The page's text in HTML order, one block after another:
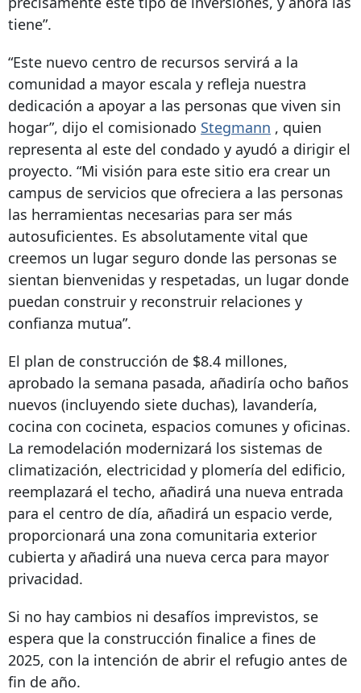
tiene”.
“Este nuevo centro de recursos servirá a la
comunidad a mayor escala y refleja nuestra
dedicación a apoyar a las personas que viven sin
hogar”, dijo el comisionado Stegmann , quien
representa al este del condado y ayudó a dirigir el
proyecto. “Mi visión para este sitio era crear un
campus de servicios que ofreciera a las personas
las herramientas necesarias para ser más
autosuficientes. Es absolutamente vital que
creemos un lugar seguro donde las personas se
sientan bienvenidas y respetadas, un lugar donde
puedan construir y reconstruir relaciones y
confianza mutua”.
El plan de construcción de $8.4 millones,
aprobado la semana pasada, añadiría ocho baños
nuevos (incluyendo siete duchas), lavandería,
cocina con cocineta, espacios comunes y oficinas.
La remodelación modernizará los sistemas de
climatización, electricidad y plomería del edificio,
reemplazará el techo, añadirá una nueva entrada
para el centro de día, añadirá un espacio verde,
proporcionará una zona comunitaria exterior
cubierta y añadirá una nueva cerca para mayor
privacidad.
Si no hay cambios ni desafíos imprevistos, se
espera que la construcción finalice a fines de
2025, con la intención de abrir el refugio antes de
fin de año.